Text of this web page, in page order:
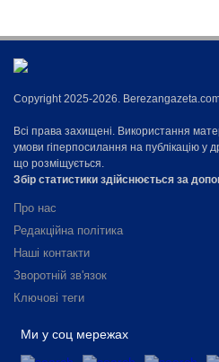
Copyright 2025-2026.
Всі права захищені. Використання
умови гіперпосилання на публікацію у
що розміщується.
Збір статистики здійснюється за
Про нас
Редакційна політика
Наші контакти
Зворотній зв'язок
Ключові теги
Ми у соц мережах